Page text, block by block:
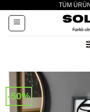
atla
TÜM
-50%